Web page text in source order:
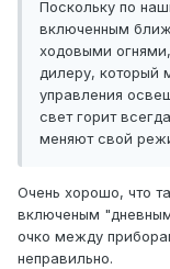
Поскольку по
включенным
ходовыми
дилеру, который
управления
свет горит
меняют свой
Очень хорошо, что
включеным
очко между
неправильно.